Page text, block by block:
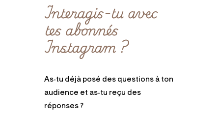
Interagis-tu avec
tes abonnés
Instagram ?
As-tu déjà posé des questions à ton
audience et as-tu reçu des
réponses ?